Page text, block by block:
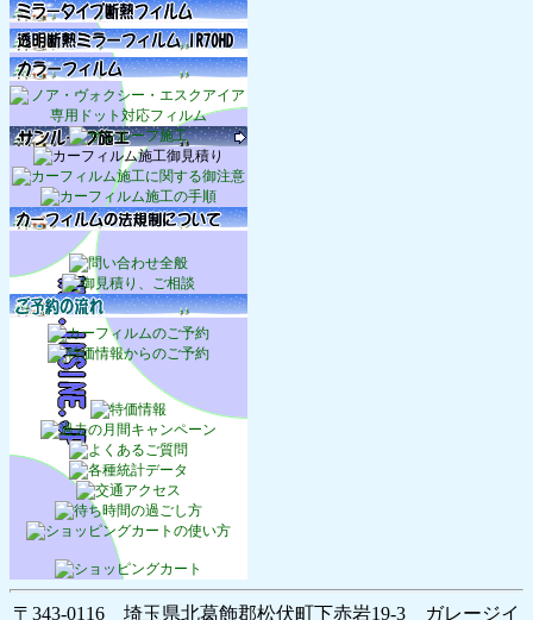
〒343-0116 埼玉県北葛飾郡松伏町下赤岩19-3 ガレージイ